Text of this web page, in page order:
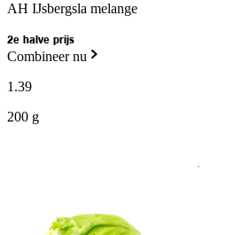
AH IJsbergsla melange
2e halve prijs
Combineer nu
1.39
200 g